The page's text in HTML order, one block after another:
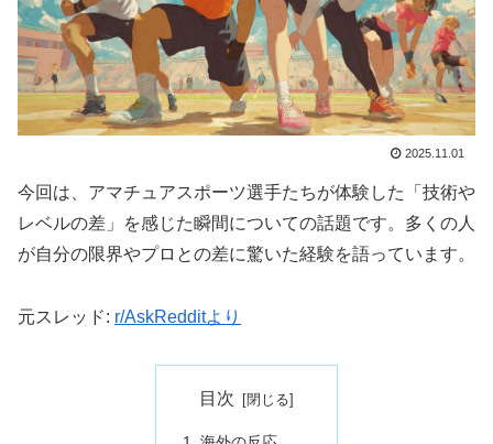
2025.11.01
今回は、アマチュアスポーツ選手たちが体験した「技術や
レベルの差」を感じた瞬間についての話題です。多くの人
が自分の限界やプロとの差に驚いた経験を語っています。
元スレッド: r/AskRedditより
目次